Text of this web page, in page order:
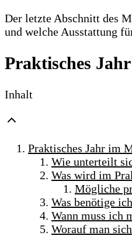
Der letzte Abschnitt des
und welche Ausstattung
Praktisches
Inhalt
Praktisches Jahr im
Wie unterteilt
Was wird im
Mögliche
Was benötige
Wann muss ich
Worauf man